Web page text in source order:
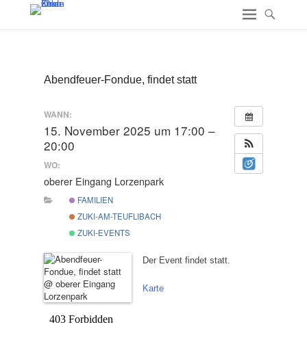
Abendfeuer-Fondue, findet statt
WANN:
15. November 2025 um 17:00 –
20:00
WO:
oberer Eingang Lorzenpark
FAMILIEN
ZUKI-AM-TEUFLIBACH
ZUKI-EVENTS
Der Event findet statt.
Karte